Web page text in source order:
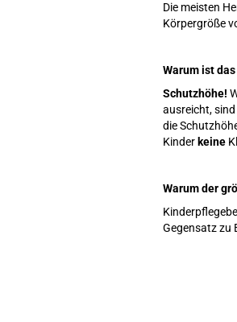
Die meisten
Körpergröße
Warum ist das
Schutzhöhe!
ausreicht,
die
Kinder keine
Warum der
Gegensatz zu